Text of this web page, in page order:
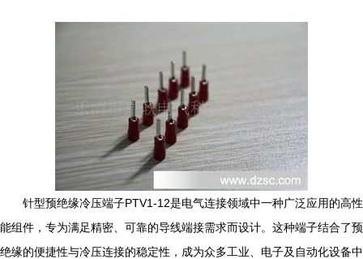
针型预绝缘冷压端子PTV1-12是电气连接领域中一种广泛应用的高性
能组件，专为满足精密、可靠的导线端接需求而设计。这种端子结合了预
绝缘的便捷性与冷压连接的稳定性，成为众多工业、电子及自动化设备中